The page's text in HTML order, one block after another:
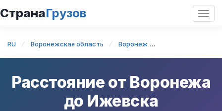
СтранаГрузов
RU Воронежская область Воронеж
Расстояние от Воронежа
до Ижевска